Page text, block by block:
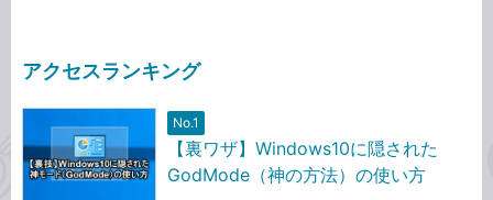
アクセスランキング
No.1
【裏ワザ】Windows10に隠された
GodMode（神の方法）の使い方